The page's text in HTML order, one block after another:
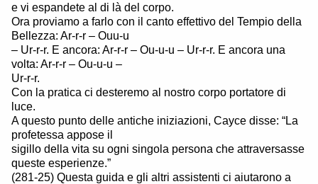
e vi espandete al di là del corpo.
Ora proviamo a farlo con il canto effettivo del Tempio della
Bellezza: Ar-r-r – Ouu-u
– Ur-r-r. E ancora: Ar-r-r – Ou-u-u – Ur-r-r. E ancora una
volta: Ar-r-r – Ou-u-u –
Ur-r-r.
Con la pratica ci desteremo al nostro corpo portatore di
luce.
A questo punto delle antiche iniziazioni, Cayce disse: “La
profetessa appose il
sigillo della vita su ogni singola persona che attraversasse
queste esperienze.”
(281-25) Questa guida e gli altri assistenti ci aiutarono a